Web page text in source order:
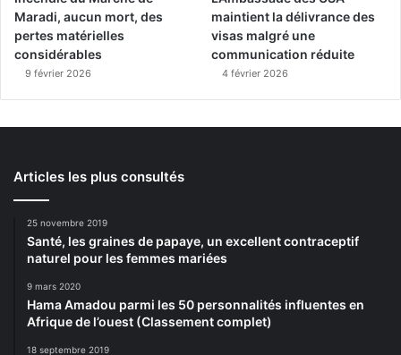
Maradi, aucun mort, des
pertes matérielles
considérables
9 février 2026
maintient la délivrance des
visas malgré une
communication réduite
4 février 2026
Articles les plus consultés
25 novembre 2019
Santé, les graines de papaye, un excellent contraceptif
naturel pour les femmes mariées
9 mars 2020
Hama Amadou parmi les 50 personnalités influentes en
Afrique de l’ouest (Classement complet)
18 septembre 2019